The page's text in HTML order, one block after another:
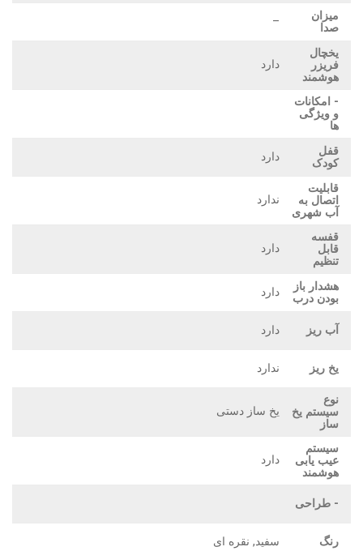
میزان
صدا
–
یخچال
فریزر
هوشمند
دارد
- امکانات
و ویژگی
ها
قفل
کودک
دارد
قابلیت
اتصال به
آب شهری
ندارد
قفسه
قابل
تنظیم
دارد
هشدار باز
بودن درب
دارد
آب ریز دارد
یخ ریز ندارد
نوع
سیستم یخ
ساز
یخ ساز دستی
سیستم
عیب یابی
هوشمند
دارد
- طراحی
رنگ سفید, نقره ای